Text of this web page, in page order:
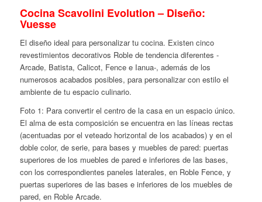
Cocina Scavolini Evolution – Diseño:
Vuesse
El diseño ideal para personalizar tu cocina. Existen cinco
revestimientos decorativos Roble de tendencia diferentes -
Arcade, Batista, Calicot, Fence e Ianua-, además de los
numerosos acabados posibles, para personalizar con estilo el
ambiente de tu espacio culinario.
Foto 1: Para convertir el centro de la casa en un espacio único.
El alma de esta composición se encuentra en las líneas rectas
(acentuadas por el veteado horizontal de los acabados) y en el
doble color, de serie, para bases y muebles de pared: puertas
superiores de los muebles de pared e inferiores de las bases,
con los correspondientes paneles laterales, en Roble Fence, y
puertas superiores de las bases e inferiores de los muebles de
pared, en Roble Arcade.